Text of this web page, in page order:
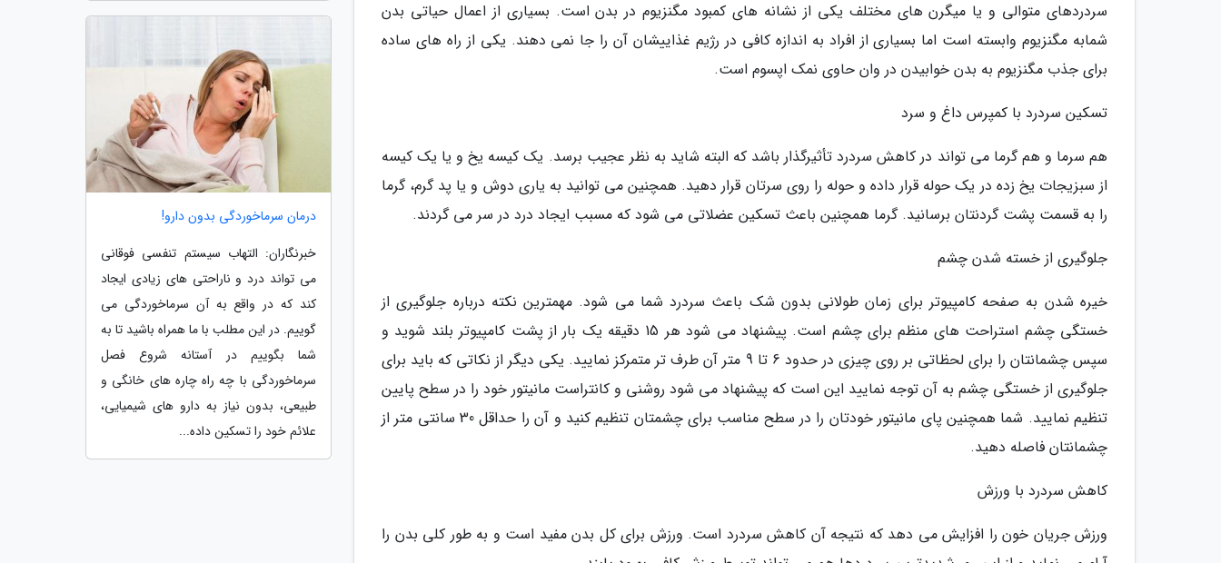
سردردهای متوالی و یا میگرن های مختلف یکی از نشانه های کمبود مگنزیوم در بدن است. بسیاری از اعمال حیاتی بدن
شمابه مگنزیوم وابسته است اما بسیاری از افراد به اندازه کافی در رژیم غذاییشان آن را جا نمی دهند. یکی از راه های ساده
برای جذب مگنزیوم به بدن خوابیدن در وان حاوی نمک اپسوم است.
تسکین سردرد با کمپرس داغ و سرد
هم سرما و هم گرما می تواند در کاهش سردرد تأثیرگذار باشد که البته شاید به نظر عجیب برسد. یک کیسه یخ و یا یک کیسه
از سبزیجات یخ زده در یک حوله قرار داده و حوله را روی سرتان قرار دهید. همچنین می توانید به یاری دوش و یا پد گرم، گرما
را به قسمت پشت گردنتان برسانید. گرما همچنین باعث تسکین عضلاتی می شود که مسبب ایجاد درد در سر می گردند.
جلوگیری از خسته شدن چشم
خیره شدن به صفحه کامپیوتر برای زمان طولانی بدون شک باعث سردرد شما می شود. مهمترین نکته درباره جلوگیری از
خستگی چشم استراحت های منظم برای چشم است. پیشنهاد می شود هر 15 دقیقه یک بار از پشت کامپیوتر بلند شوید و
سپس چشمانتان را برای لحظاتی بر روی چیزی در حدود 6 تا 9 متر آن طرف تر متمرکز نمایید. یکی دیگر از نکاتی که باید برای
جلوگیری از خستگی چشم به آن توجه نمایید این است که پیشنهاد می شود روشنی و کانتراست مانیتور خود را در سطح پایین
تنظیم نمایید. شما همچنین پای مانیتور خودتان را در سطح مناسب برای چشمتان تنظیم کنید و آن را حداقل 30 سانتی متر از
چشمانتان فاصله دهید.
کاهش سردرد با ورزش
ورزش جریان خون را افزایش می دهد که نتیجه آن کاهش سردرد است. ورزش برای کل بدن مفید است و به طور کلی بدن را
درمان سرماخوردگی بدون دارو!
خبرنگاران: التهاب سیستم تنفسی فوقانی
می تواند درد و ناراحتی های زیادی ایجاد
کند که در واقع به آن سرماخوردگی می
گوییم. در این مطلب با ما همراه باشید تا به
شما بگوییم در آستانه شروع فصل
سرماخوردگی با چه راه چاره های خانگی و
طبیعی، بدون نیاز به دارو های شیمیایی،
علائم خود را تسکین داده...